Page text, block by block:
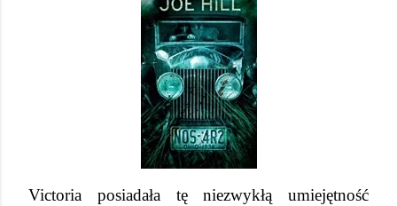
Victoria posiadała tę niezwykłą umiejętność